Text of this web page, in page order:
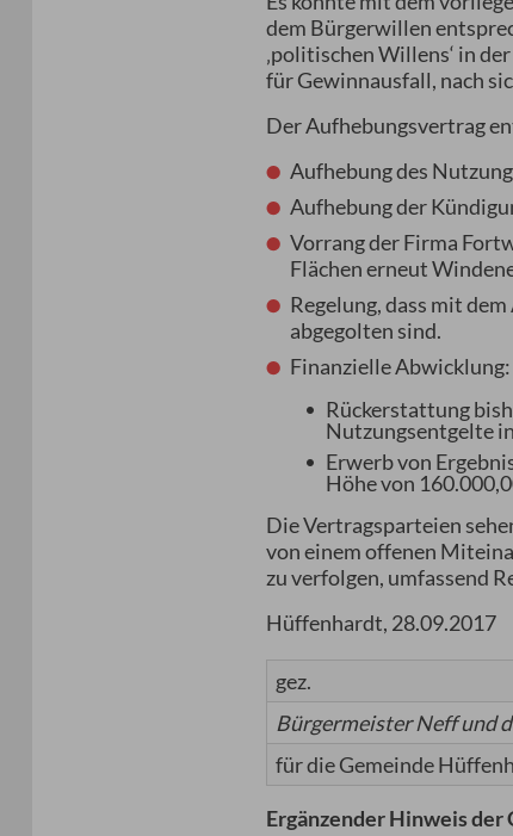
dem Bürgerwillen
‚politischen Willens‘ in
für Gewinnausfall, nach
Der Aufhebungsvertrag
Aufhebung des
Aufhebung der
Vorrang der Firma
Flächen erneut
Regelung, dass mit
abgegolten sind.
Finanzielle Abwicklung:
Rückerstattung
Nutzungsentgelte
Erwerb von
Höhe von
Die Vertragsparteien
von einem offenen
zu verfolgen, umfassend
Hüffenhardt, 28.09.2017
gez.
Bürgermeister Neff und
für die Gemeinde
Ergänzender Hinweis